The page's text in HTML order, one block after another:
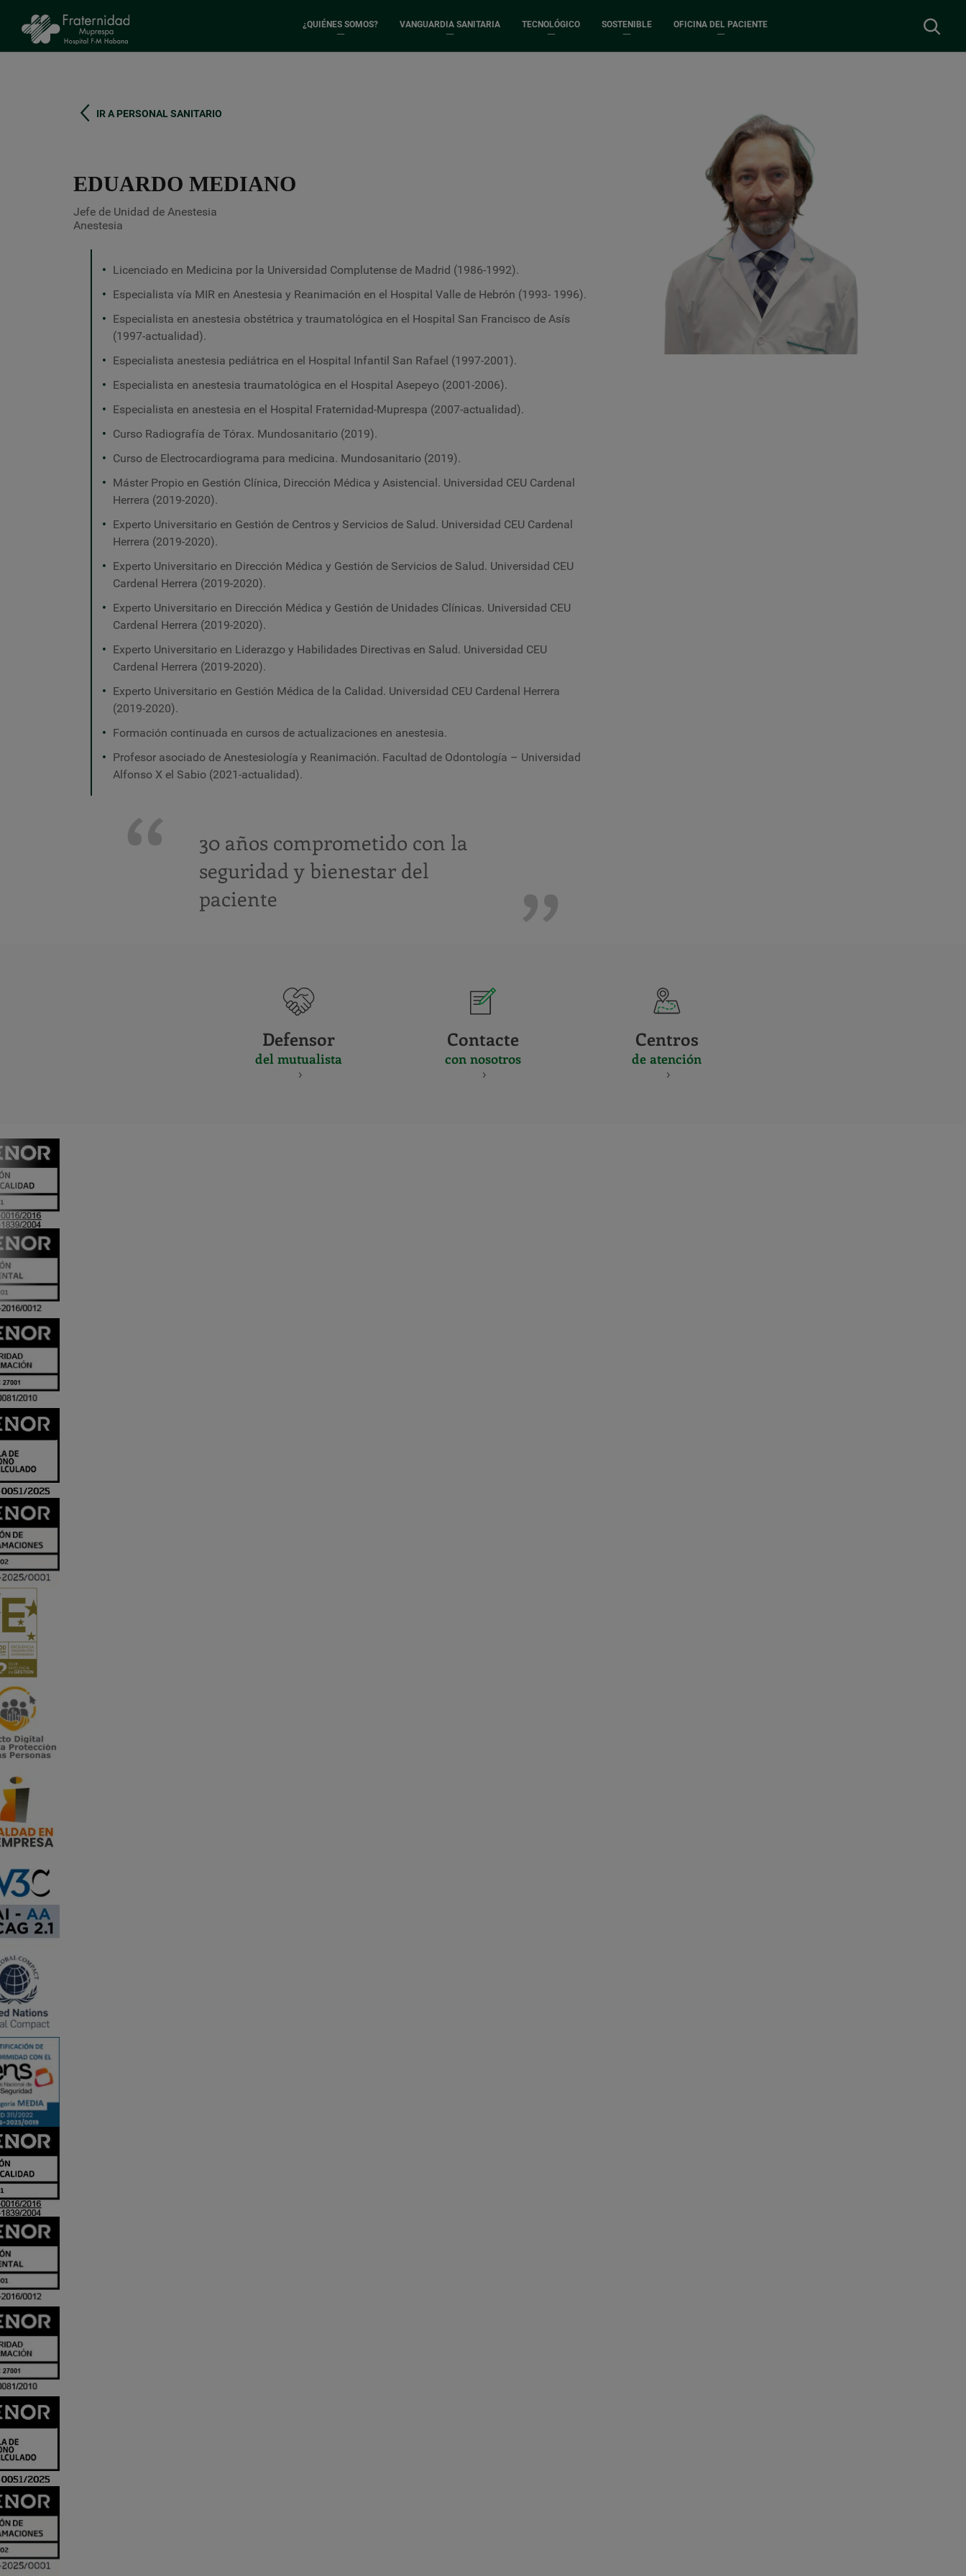
¿QUIÉNES SOMOS? VANGUARDIA SANITARIA TECNOLÓGICO SOSTENIBLE OFICINA DEL PACIENTE Buscar
IR A PERSONAL SANITARIO
EDUARDO MEDIANO
Jefe de Unidad de Anestesia
Anestesia
Licenciado en Medicina por la Universidad Complutense de Madrid (1986-1992).
Especialista vía MIR en Anestesia y Reanimación en el Hospital Valle de Hebrón (1993- 1996).
Especialista en anestesia obstétrica y traumatológica en el Hospital San Francisco de Asís
(1997-actualidad).
Especialista anestesia pediátrica en el Hospital Infantil San Rafael (1997-2001).
Especialista en anestesia traumatológica en el Hospital Asepeyo (2001-2006).
Especialista en anestesia en el Hospital Fraternidad-Muprespa (2007-actualidad).
Curso Radiografía de Tórax. Mundosanitario (2019).
Curso de Electrocardiograma para medicina. Mundosanitario (2019).
Máster Propio en Gestión Clínica, Dirección Médica y Asistencial. Universidad CEU Cardenal
Herrera (2019-2020).
Experto Universitario en Gestión de Centros y Servicios de Salud. Universidad CEU Cardenal
Herrera (2019-2020).
Experto Universitario en Dirección Médica y Gestión de Servicios de Salud. Universidad CEU
Cardenal Herrera (2019-2020).
Experto Universitario en Dirección Médica y Gestión de Unidades Clínicas. Universidad CEU
Cardenal Herrera (2019-2020).
Experto Universitario en Liderazgo y Habilidades Directivas en Salud. Universidad CEU
Cardenal Herrera (2019-2020).
Experto Universitario en Gestión Médica de la Calidad. Universidad CEU Cardenal Herrera
(2019-2020).
Formación continuada en cursos de actualizaciones en anestesia.
Profesor asociado de Anestesiología y Reanimación. Facultad de Odontología – Universidad
Alfonso X el Sabio (2021-actualidad).
30 años comprometido con la
seguridad y bienestar del
paciente
Defensor
del mutualista
Contacte
con nosotros
Centros
de atención